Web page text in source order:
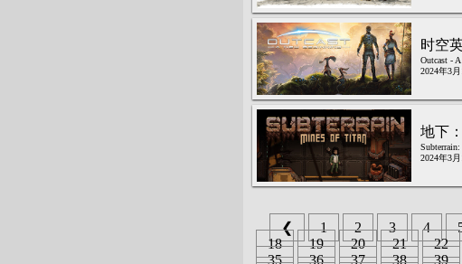
时空
Outcast -
2024年3月
地下
2024年3月
❮ 1 2 3 4
18
19 20 21 22
35
36 37 38 39